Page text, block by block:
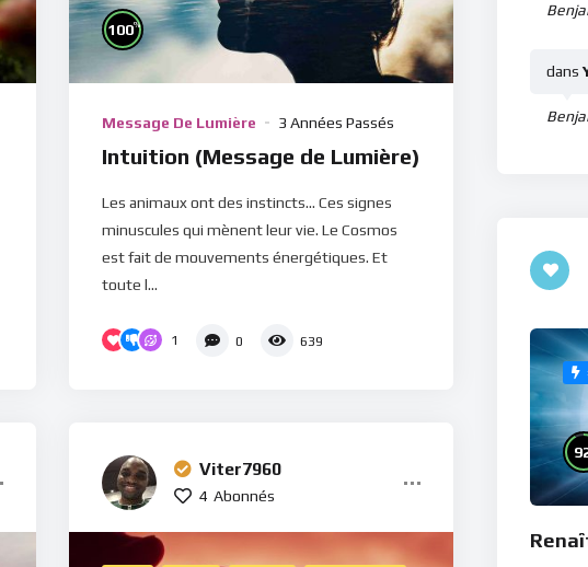
100%
Message De Lumière 3 Années Passés
Intuition (Message de Lumière)
Les animaux ont des instincts... Ces signes
minuscules qui mènent leur vie. Le Cosmos
est fait de mouvements énergétiques. Et
toute l...
1 0 639
Viter7960
4 Abonnés
dans